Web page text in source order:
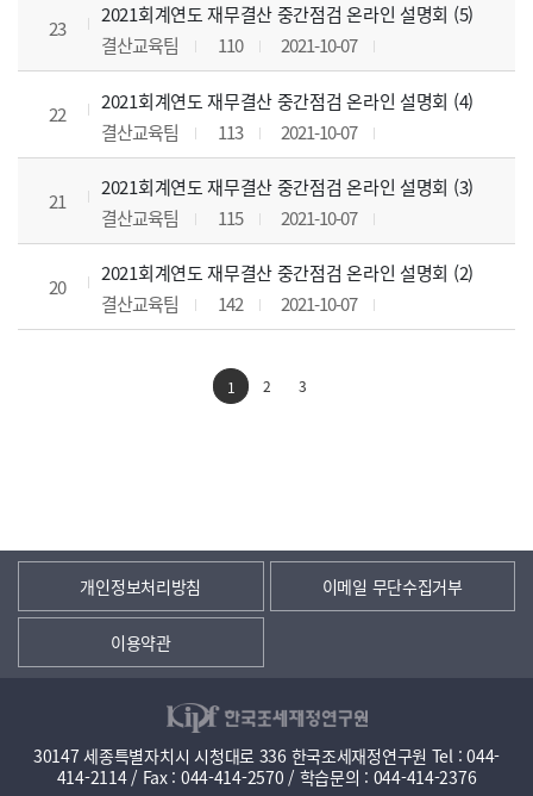
23
2021회계연도 재무결산 중간점검 온라인 설명회 (5)
결산교육팀
110 2021-10-07
22
2021회계연도 재무결산 중간점검 온라인 설명회 (4)
결산교육팀
113 2021-10-07
21
2021회계연도 재무결산 중간점검 온라인 설명회 (3)
결산교육팀
115 2021-10-07
20
2021회계연도 재무결산 중간점검 온라인 설명회 (2)
결산교육팀
142 2021-10-07
1 2 3
개인정보처리방침 이메일 무단수집거부
이용약관
30147 세종특별자치시 시청대로 336 한국조세재정연구원 Tel : 044-
414-2114 / Fax : 044-414-2570 / 학습문의 : 044-414-2376